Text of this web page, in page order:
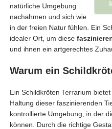
natürliche Umgebung
nachahmen und sich wie
in der freien Natur fühlen. Ein
idealer Ort, um diese
und ihnen ein artgerechtes
Warum ein
Ein Schildkröten Terrarium
Haltung dieser faszinierenden
kontrollierte Umgebung, in der
können. Durch die richtige